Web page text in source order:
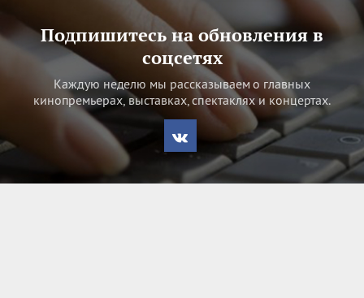
Подпишитесь на обновления в
соцсетях
Каждую неделю мы рассказываем о главных
кинопремьерах, выставках, спектаклях и концертах.